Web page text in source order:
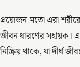
প্রয়োজন মতো এরা
জীবন ধারণের সহায়ক।
নিষ্ক্রিয় থাকে, যা দীর্ঘ